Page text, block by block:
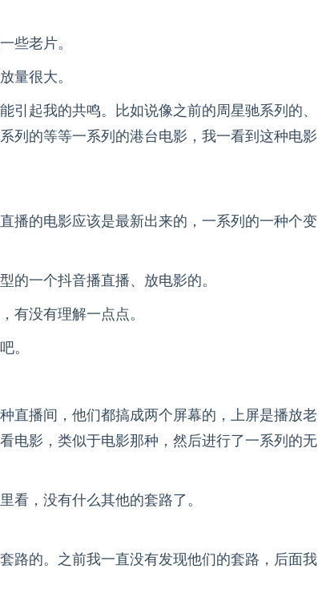
些老片。
量很大。
引起我的共鸣。比如说像之前的周星驰系列的、
列的等等一系列的港台电影，我一看到这种电影
播的电影应该是最新出来的，一系列的一种个变
的一个抖音播直播、放电影的。
有没有理解一点点。
。
直播间，他们都搞成两个屏幕的，上屏是播放老
电影，类似于电影那种，然后进行了一系列的无
看，没有什么其他的套路了。
路的。之前我一直没有发现他们的套路，后面我